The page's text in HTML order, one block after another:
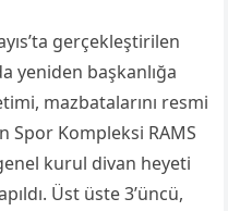
gerçekleştirilen
yeniden başkanlığa
mazbatalarını resmi
Spor Kompleksi RAMS
kurul divan heyeti
Üst üste 3’üncü,